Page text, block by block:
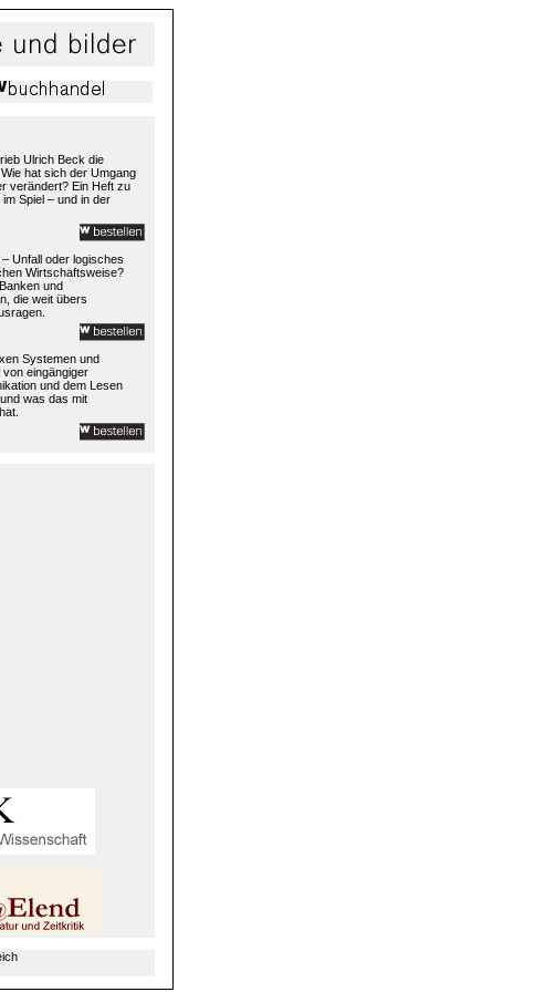
Ulrich Beck die
hat sich der Umgang
verändert? Ein Heft zu
Spiel – und in der
Unfall oder logisches
Wirtschaftsweise?
und
die weit übers
Systemen und
eingängiger
und dem Lesen
was das mit